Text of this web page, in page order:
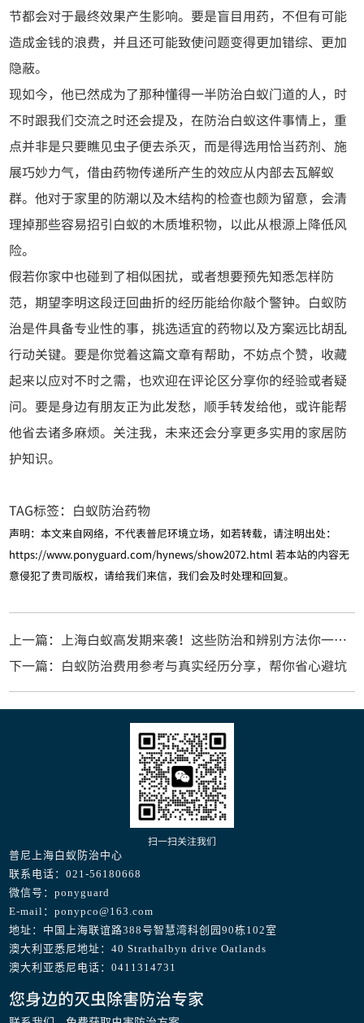
节都会对于最终效果产生影响。要是盲目用药，不但有可能
造成金钱的浪费，并且还可能致使问题变得更加错综、更加
隐蔽。
现如今，他已然成为了那种懂得一半防治白蚁门道的人，时
不时跟我们交流之时还会提及，在防治白蚁这件事情上，重
点并非是只要瞧见虫子便去杀灭，而是得选用恰当药剂、施
展巧妙力气，借由药物传递所产生的效应从内部去瓦解蚁
群。他对于家里的防潮以及木结构的检查也颇为留意，会清
理掉那些容易招引白蚁的木质堆积物，以此从根源上降低风
险。
假若你家中也碰到了相似困扰，或者想要预先知悉怎样防
范，期望李明这段迂回曲折的经历能给你敲个警钟。白蚁防
治是件具备专业性的事，挑选适宜的药物以及方案远比胡乱
行动关键。要是你觉着这篇文章有帮助，不妨点个赞，收藏
起来以应对不时之需，也欢迎在评论区分享你的经验或者疑
问。要是身边有朋友正为此发愁，顺手转发给他，或许能帮
他省去诸多麻烦。关注我，未来还会分享更多实用的家居防
护知识。
TAG标签： 白蚁防治药物
声明：本文来自网络，不代表普尼环境立场，如若转载，请注明出处：
https://www.ponyguard.com/hynews/show2072.html 若本站的内容无
意侵犯了贵司版权，请给我们来信，我们会及时处理和回复。
上一篇：上海白蚁高发期来袭！这些防治和辨别方法你一定要知道
下一篇：白蚁防治费用参考与真实经历分享，帮你省心避坑
扫一扫关注我们
普尼上海白蚁防治中心
联系电话：021-56180668
微信号：ponyguard
E-mail：ponypco@163.com
地址：中国上海联谊路388号智慧湾科创园90栋102室
澳大利亚悉尼地址：40 Strathalbyn drive Oatlands
澳大利亚悉尼电话：0411314731
您身边的灭虫除害防治专家